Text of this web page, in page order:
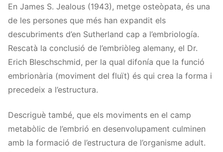
En James S. Jealous (1943), metge osteòpata, és una
de les persones que més han expandit els
descubriments d’en Sutherland cap a l’embriología.
Rescatà la conclusió de l’embriòleg alemany, el Dr.
Erich Bleschschmid, per la qual difonía que la funció
embrionària (moviment del fluït) és qui crea la forma i
precedeix a l’estructura.
Descriguè també, que els moviments en el camp
metabòlic de l’embrió en desenvolupament culminen
amb la formació de l’estructura de l’organisme adult.